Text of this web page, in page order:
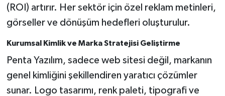
(ROI) artırır. Her sektör için özel reklam metinleri,
görseller ve dönüşüm hedefleri oluşturulur.
Kurumsal Kimlik ve Marka Stratejisi Geliştirme
Penta Yazılım, sadece web sitesi değil, markanın
genel kimliğini şekillendiren yaratıcı çözümler
sunar. Logo tasarımı, renk paleti, tipografi ve